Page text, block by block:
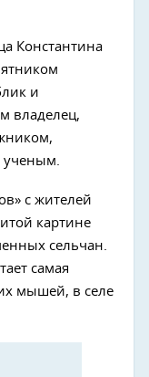
Константина
и
владелец,
ученым.
с жителей
картине
сельчан.
самая
мышей, в селе